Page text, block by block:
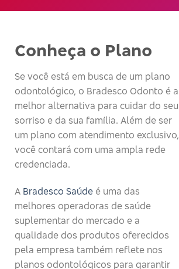
Conheça o Plano
Se você está em busca de um plano
odontológico, o Bradesco Odonto é a
melhor alternativa para cuidar do seu
sorriso e da sua família. Além de ser
um plano com atendimento exclusivo,
você contará com uma ampla rede
credenciada.
A Bradesco Saúde é uma das
melhores operadoras de saúde
suplementar do mercado e a
qualidade dos produtos oferecidos
pela empresa também reflete nos
planos odontológicos para garantir